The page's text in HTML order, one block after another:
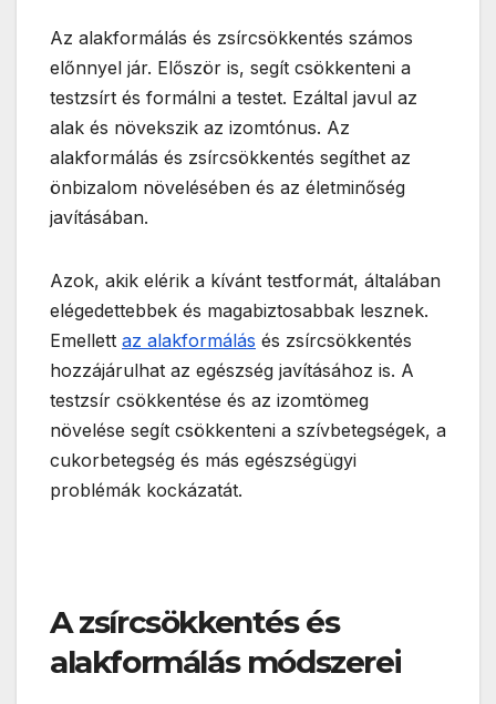
Az alakformálás és zsírcsökkentés számos
előnnyel jár. Először is, segít csökkenteni a
testzsírt és formálni a testet. Ezáltal javul az
alak és növekszik az izomtónus. Az
alakformálás és zsírcsökkentés segíthet az
önbizalom növelésében és az életminőség
javításában.
Azok, akik elérik a kívánt testformát, általában
elégedettebbek és magabiztosabbak lesznek.
Emellett az alakformálás és zsírcsökkentés
hozzájárulhat az egészség javításához is. A
testzsír csökkentése és az izomtömeg
növelése segít csökkenteni a szívbetegségek, a
cukorbetegség és más egészségügyi
problémák kockázatát.
A zsírcsökkentés és
alakformálás módszerei